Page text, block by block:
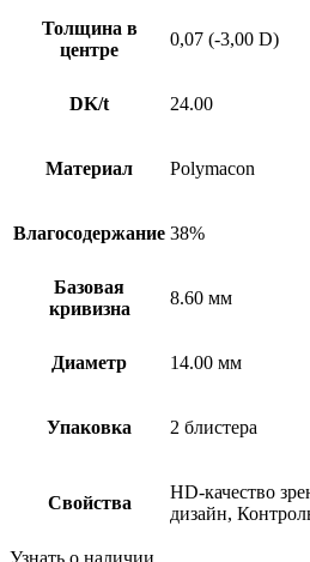
Толщина в
центре
0,07 (-3,00 D)
DK/t 24.00
Материал Polymacon
Влагосодержание 38%
Базовая
кривизна
8.60 мм
Диаметр 14.00 мм
Упаковка 2 блистера
Свойства
HD-качество
дизайн,
Узнать о наличии